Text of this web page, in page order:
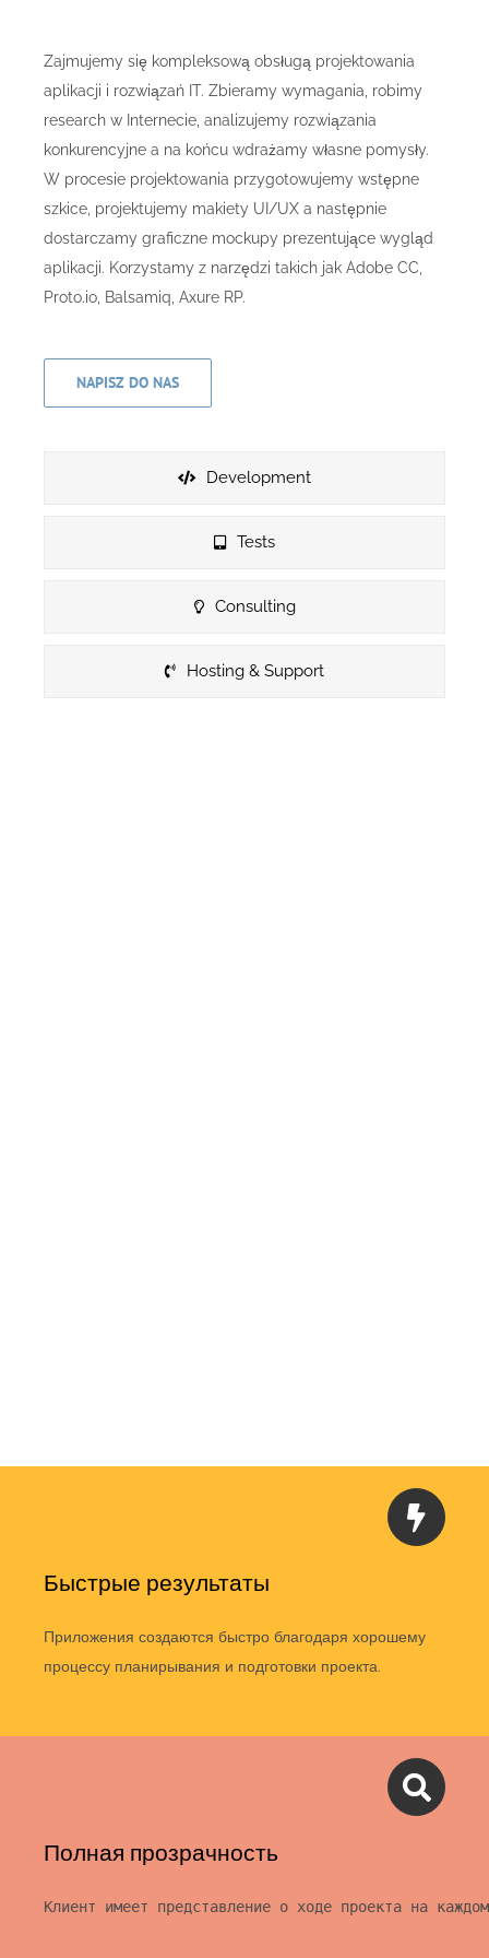
Zajmujemy się kompleksową obsługą projektowania
aplikacji i rozwiązań IT. Zbieramy wymagania, robimy
research w Internecie, analizujemy rozwiązania
konkurencyjne a na końcu wdrażamy własne pomysły.
W procesie projektowania przygotowujemy wstępne
szkice, projektujemy makiety UI/UX a następnie
dostarczamy graficzne mockupy prezentujące wygląd
aplikacji. Korzystamy z narzędzi takich jak Adobe CC,
Proto.io, Balsamiq, Axure RP.
NAPISZ DO NAS
Development
Tests
Consulting
Hosting & Support
Быстрые результаты
Приложения создаются быстро благодаря хорошему
процессу планирывания и подготовки проекта.
Полная прозрачность
Клиент имеет представление о ходе проекта на